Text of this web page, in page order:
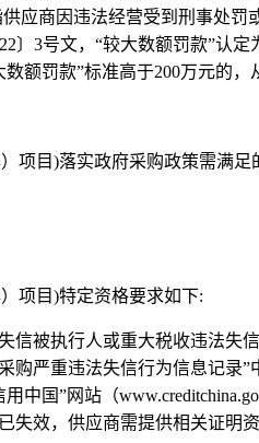
应商因违法经营受到刑事处罚
〕 3号文， “较大数额罚款”认定
数额罚款”标准高于200万元的，
项目)落实政府采购政策需满足
项目)特定资格要求如下:
信被执行人或重大税收违法失
购严重违法失信行为信息记录”
用中国”网站（
失效，供应商需提供相关证明资